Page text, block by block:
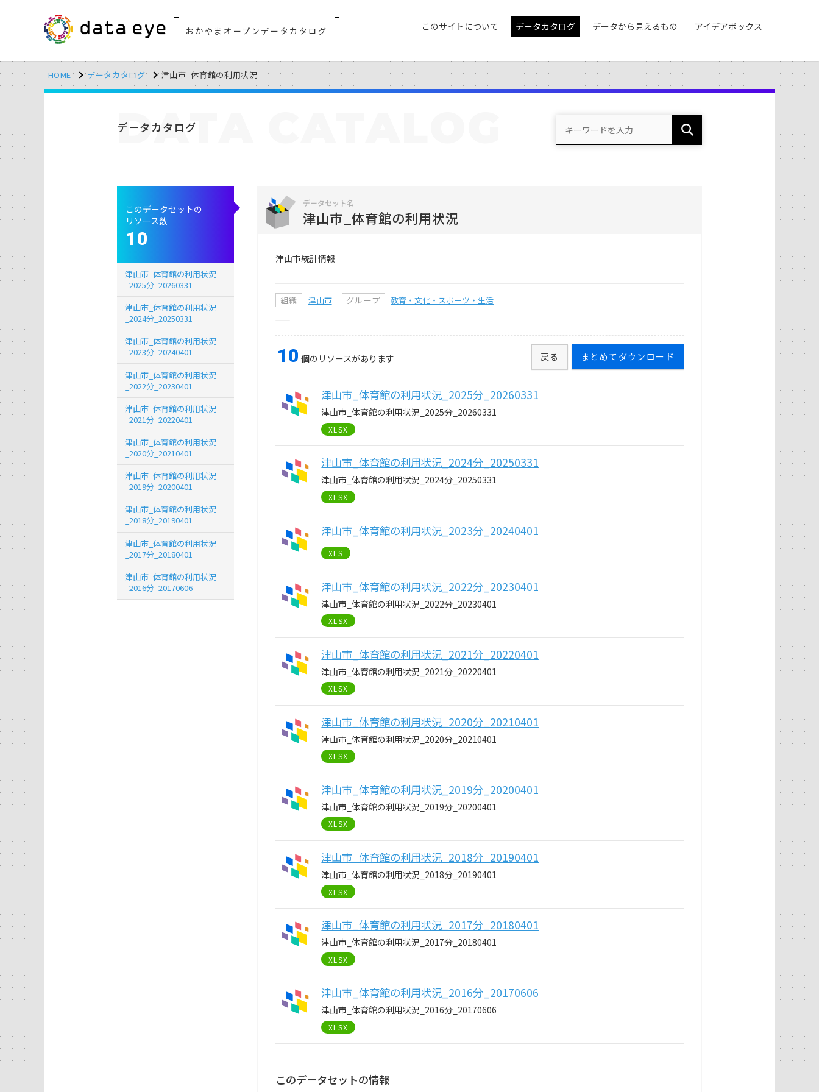
おかやまオープンデータカタログ このサイトについて データカタログ データから見えるもの アイデアボックス
HOME データカタログ 津山市_体育館の利用状況
データカタログ
DATA
データセット名
津山市_体育館の利用状況
津山市統計情報
組織 津山市 グループ 教育・文化・スポーツ・生活
10 個のリソースがあります まとめてダウンロード
戻る
津山市_体育館の利用状況_2025分_20260331
津山市_体育館の利用状況_2025分_20260331
XLSX
津山市_体育館の利用状況_2024分_20250331
津山市_体育館の利用状況_2024分_20250331
XLSX
津山市_体育館の利用状況_2023分_20240401
XLS
津山市_体育館の利用状況_2022分_20230401
津山市_体育館の利用状況_2022分_20230401
XLSX
津山市_体育館の利用状況_2021分_20220401
津山市_体育館の利用状況_2021分_20220401
XLSX
津山市_体育館の利用状況_2020分_20210401
津山市_体育館の利用状況_2020分_20210401
XLSX
津山市_体育館の利用状況_2019分_20200401
津山市_体育館の利用状況_2019分_20200401
XLSX
津山市_体育館の利用状況_2018分_20190401
津山市_体育館の利用状況_2018分_20190401
XLSX
津山市_体育館の利用状況_2017分_20180401
津山市_体育館の利用状況_2017分_20180401
XLSX
津山市_体育館の利用状況_2016分_20170606
津山市_体育館の利用状況_2016分_20170606
XLSX
このデータセットの情報
このデータセットの
リソース数
10
津山市_体育館の利用状況
_2025分_20260331
津山市_体育館の利用状況
_2024分_20250331
津山市_体育館の利用状況
_2023分_20240401
津山市_体育館の利用状況
_2022分_20230401
津山市_体育館の利用状況
_2021分_20220401
津山市_体育館の利用状況
_2020分_20210401
津山市_体育館の利用状況
_2019分_20200401
津山市_体育館の利用状況
_2018分_20190401
津山市_体育館の利用状況
_2017分_20180401
津山市_体育館の利用状況
_2016分_20170606